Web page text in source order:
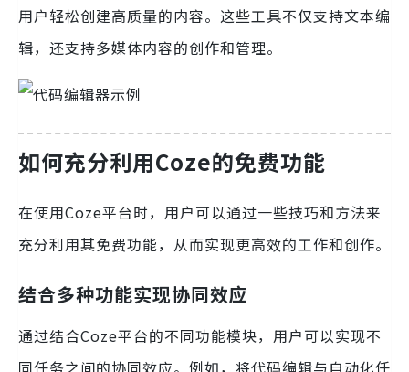
用户轻松创建高质量的内容。这些工具不仅支持文本编
辑，还支持多媒体内容的创作和管理。
如何充分利用Coze的免费功能
在使用Coze平台时，用户可以通过一些技巧和方法来
充分利用其免费功能，从而实现更高效的工作和创作。
结合多种功能实现协同效应
通过结合Coze平台的不同功能模块，用户可以实现不
同任务之间的协同效应。例如，将代码编辑与自动化任